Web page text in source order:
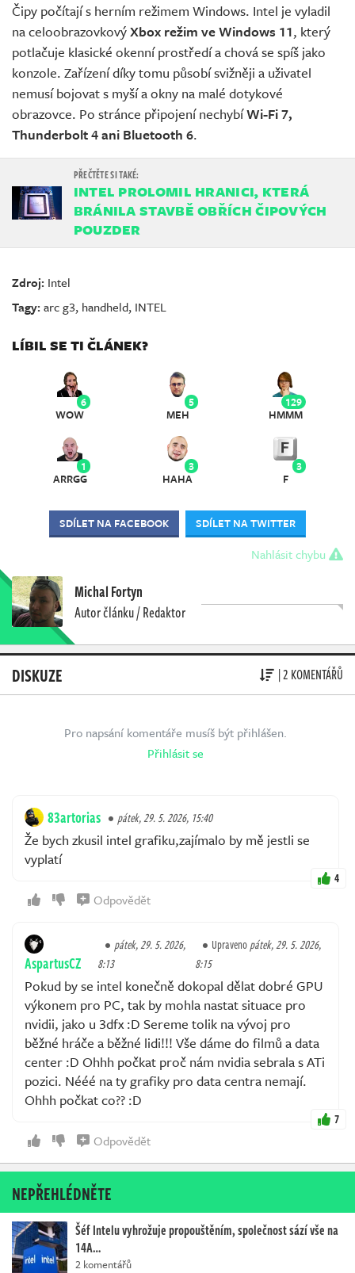
Čipy počítají s herním režimem Windows. Intel je vyladil
na celoobrazovkovýXbox režim ve Windows 11, který
potlačuje klasické okenní prostředí a chová se spíš jako
konzole. Zařízení díky tomu působí svižněji a uživatel
nemusí bojovat s myší a okny na malé dotykové
obrazovce. Po stránce připojení nechybíWi-Fi 7,
Thunderbolt 4 ani Bluetooth 6.
INTEL PROLOMIL HRANICI, KTERÁ
BRÁNILA STAVBĚ OBŘÍCH ČIPOVÝCH
POUZDER
Zdroj: Intel
Tagy:arc g3, handheld, INTEL
LÍBIL SE TI ČLÁNEK?
6
WOW
5
MEH
129
HMMM
1
ARRGG
3
HAHA
3
F
SDÍLET NA FACEBOOK SDÍLET NA TWITTER
Nahlásit chybu
Michal Fortyn
Autor článku / Redaktor
DISKUZE | 2 KOMENTÁŘŮ
Pro napsání komentáře musíš být přihlášen.
Přihlásit se
83artorias pátek, 29. 5. 2026, 15:40
Že bych zkusil intel grafiku,zajímalo by mě jestli se
vyplatí
4
Odpovědět
AspartusCZ
pátek, 29. 5. 2026,
8:13
Upravenopátek, 29. 5. 2026,
8:15
Pokud by se intel konečně dokopal dělat dobré GPU
výkonem pro PC, tak by mohla nastat situace pro
nvidii, jako u 3dfx :D Sereme tolik na vývoj pro
běžné hráče a běžné lidi!!! Vše dáme do filmů a data
center :D Ohhh počkat proč nám nvidia sebrala s ATi
pozici. Nééé na ty grafiky pro data centra nemají.
Ohhh počkat co?? :D
7
Odpovědět
NEPŘEHLÉDNĚTE
Šéf Intelu vyhrožuje propouštěním, společnost sází vše na
14A…
2 komentářů